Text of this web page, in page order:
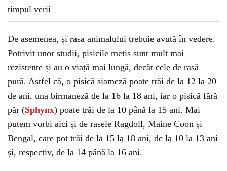
De asemenea, și rasa animalului trebuie avută în vedere.
Potrivit unor studii, pisicile metis sunt mult mai
rezistente și au o viață mai lungă, decât cele de rasă
pură. Astfel că, o pisică siameză poate trăi de la 12 la 20
de ani, una birmaneză de la 16 la 18 ani, iar o pisică fără
păr (Sphynx) poate trăi de la 10 până la 15 ani. Mai
putem vorbi aici și de rasele Ragdoll, Maine Coon și
Bengal, care pot trăi de la 15 la 18 ani, de la 10 la 13 ani
și, respectiv, de la 14 până la 16 ani.